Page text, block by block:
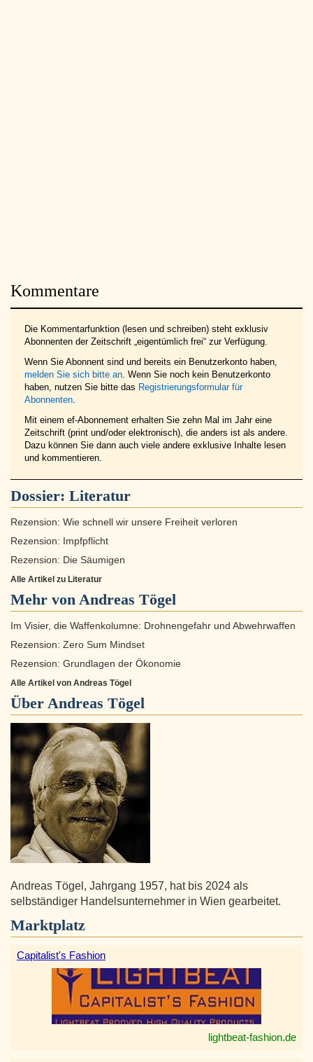
Kommentare
Die Kommentarfunktion (lesen und schreiben) steht exklusiv
Abonnenten der Zeitschrift „eigentümlich frei“ zur Verfügung.
Wenn Sie Abonnent sind und bereits ein Benutzerkonto haben,
melden Sie sich bitte an. Wenn Sie noch kein Benutzerkonto
haben, nutzen Sie bitte das Registrierungsformular für
Abonnenten.
Mit einem ef-Abonnement erhalten Sie zehn Mal im Jahr eine
Zeitschrift (print und/oder elektronisch), die anders ist als andere.
Dazu können Sie dann auch viele andere exklusive Inhalte lesen
und kommentieren.
Dossier: Literatur
Rezension: Wie schnell wir unsere Freiheit verloren
Rezension: Impfpflicht
Rezension: Die Säumigen
Alle Artikel zu Literatur
Mehr von Andreas Tögel
Im Visier, die Waffenkolumne: Drohnengefahr und Abwehrwaffen
Rezension: Zero Sum Mindset
Rezension: Grundlagen der Ökonomie
Alle Artikel von Andreas Tögel
Über Andreas Tögel
Andreas Tögel, Jahrgang 1957, hat bis 2024 als
selbständiger Handelsunternehmer in Wien gearbeitet.
Marktplatz
Capitalist's Fashion
lightbeat-fashion.de